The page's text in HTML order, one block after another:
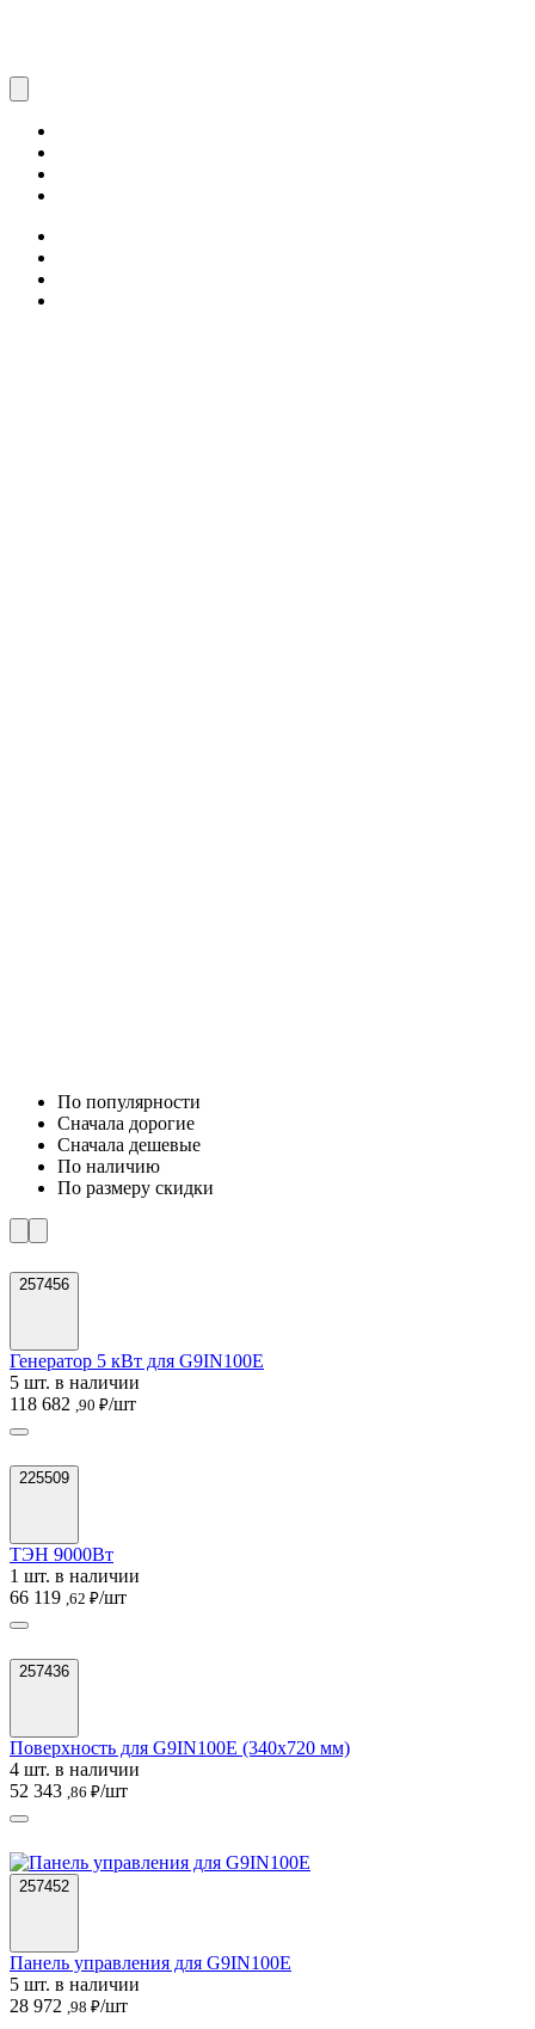
По популярности
Cначала дорогие
Cначала дешевые
По наличию
По размеру скидки
257456
Генератор 5 кВт для G9IN100E
5 шт. в наличии
118 682 ,90 ₽/шт
225509
ТЭН 9000Вт
1 шт. в наличии
66 119 ,62 ₽/шт
257436
Поверхность для G9IN100E (340х720 мм)
4 шт. в наличии
52 343 ,86 ₽/шт
257452
Панель управления для G9IN100E
5 шт. в наличии
28 972 ,98 ₽/шт